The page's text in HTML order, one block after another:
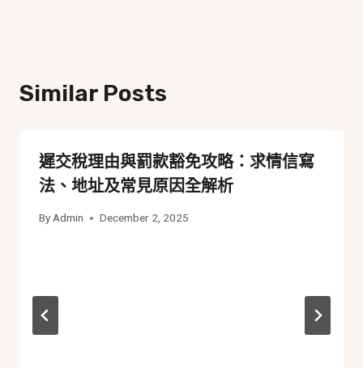
Similar Posts
遲交稅理由與罰款豁免攻略：求情信寫
法、地址及常見原因全解析
By Admin December 2, 2025